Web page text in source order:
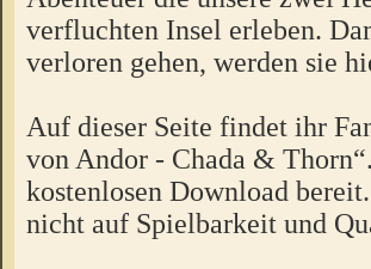
verfluchten Insel erleben.
verloren gehen, werden sie
Auf dieser Seite findet ihr
von Andor - Chada &
kostenlosen Download
nicht auf Spielbarkeit und